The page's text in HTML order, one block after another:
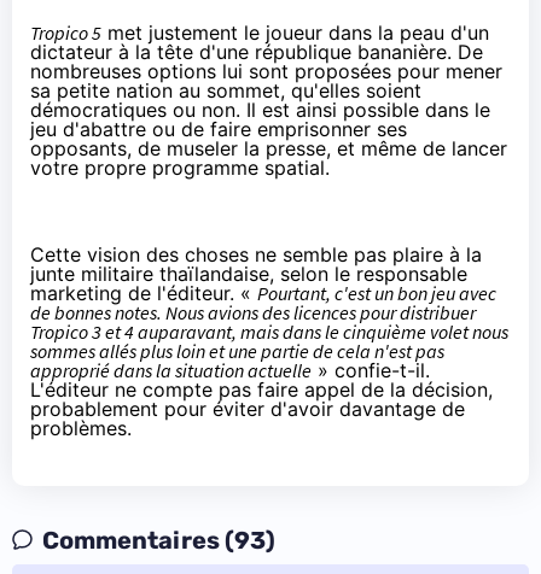
Tropico 5 met justement le joueur dans la peau d'un
dictateur à la tête d'une république bananière. De
nombreuses options lui sont proposées pour mener
sa petite nation au sommet, qu'elles soient
démocratiques ou non. Il est ainsi possible dans le
jeu d'abattre ou de faire emprisonner ses
opposants, de museler la presse, et même de lancer
votre propre programme spatial.
Cette vision des choses ne semble pas plaire à la
junte militaire thaïlandaise, selon le responsable
marketing de l'éditeur. « Pourtant, c'est un bon jeu avec
de bonnes notes. Nous avions des licences pour distribuer
Tropico 3 et 4 auparavant, mais dans le cinquième volet nous
sommes allés plus loin et une partie de cela n'est pas
approprié dans la situation actuelle » confie-t-il.
L'éditeur ne compte pas faire appel de la décision,
probablement pour éviter d'avoir davantage de
problèmes.
Commentaires (93)